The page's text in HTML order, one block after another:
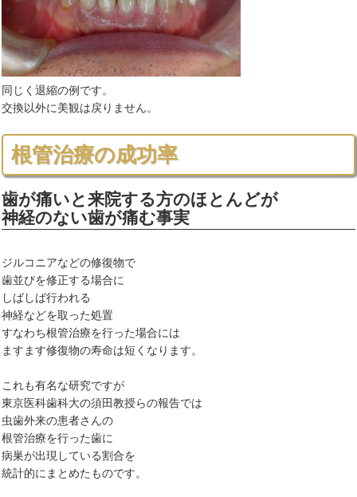
同じく退縮の例です。
交換以外に美観は戻りません。
根管治療の成功率
歯が痛いと来院する方のほとんどが
神経のない歯が痛む事実
ジルコニアなどの修復物で
歯並びを修正する場合に
しばしば行われる
神経などを取った処置
すなわち根管治療を行った場合には
ますます修復物の寿命は短くなります。
これも有名な研究ですが
東京医科歯科大の須田教授らの報告では
虫歯外来の患者さんの
根管治療を行った歯に
病巣が出現している割合を
統計的にまとめたものです。